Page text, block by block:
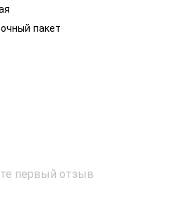
пакет
первый отзыв